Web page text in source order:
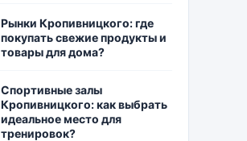
Рынки Кропивницкого: где
покупать свежие продукты и
товары для дома?
Спортивные залы
Кропивницкого: как выбрать
идеальное место для
тренировок?